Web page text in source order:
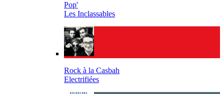
Pop'
Les Inclassables
Rock à la Casbah
Electrifiées